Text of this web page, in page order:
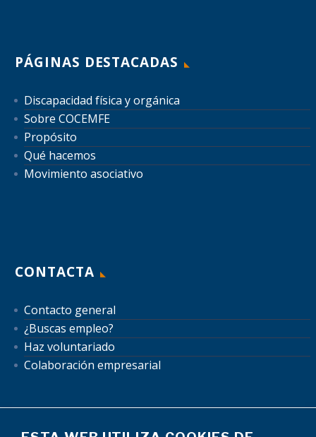
PÁGINAS DESTACADAS
Discapacidad física y orgánica
Sobre COCEMFE
Propósito
Qué hacemos
Movimiento asociativo
CONTACTA
Contacto general
¿Buscas empleo?
Haz voluntariado
Colaboración empresarial